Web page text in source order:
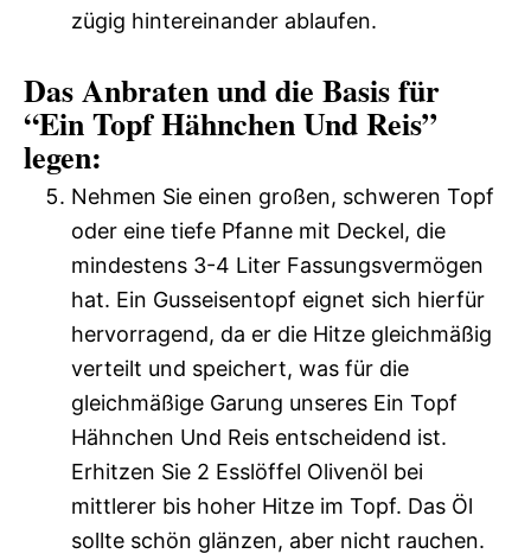
zügig hintereinander ablaufen.
Das Anbraten und die Basis für
“Ein Topf Hähnchen Und Reis”
legen:
Nehmen Sie einen großen, schweren Topf
oder eine tiefe Pfanne mit Deckel, die
mindestens 3-4 Liter Fassungsvermögen
hat. Ein Gusseisentopf eignet sich hierfür
hervorragend, da er die Hitze gleichmäßig
verteilt und speichert, was für die
gleichmäßige Garung unseres Ein Topf
Hähnchen Und Reis entscheidend ist.
Erhitzen Sie 2 Esslöffel Olivenöl bei
mittlerer bis hoher Hitze im Topf. Das Öl
sollte schön glänzen, aber nicht rauchen.